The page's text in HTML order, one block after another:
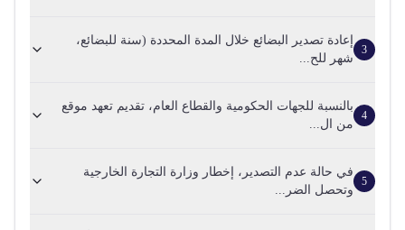
3
إعادة تصدير البضائع خلال المدة المحددة (سنة للبضائع،
شهر للح...
4
بالنسبة للجهات الحكومية والقطاع العام، تقديم تعهد موقع
من ال...
5
في حالة عدم التصدير، إخطار وزارة التجارة الخارجية
وتحصل الضر...